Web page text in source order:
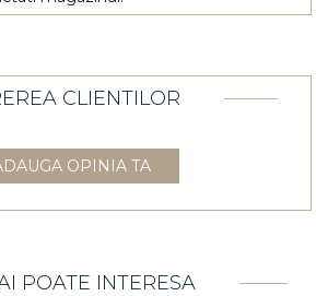
CLIENTILOR
OPINIA TA
POATE INTERESA